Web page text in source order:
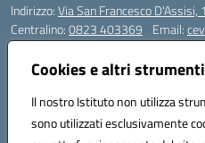
Cookies e altri
Il nostro Istituto non utilizza
sono utilizzati esclusivamente
Indirizzo:Via San Francesco
Centralino:0823 403369 Email:
Posta elettronica certificata (PEC):
Codice fiscale: 80004990612
Annesse)
Codice meccanografico:
Codice Indice delle Pubbliche